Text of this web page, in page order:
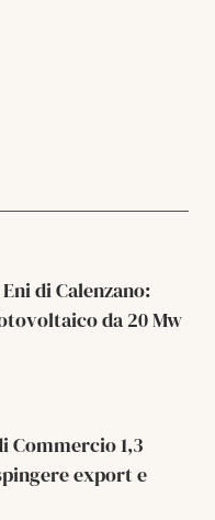
di Calenzano:
da 20 Mw
Commercio 1,3
export e